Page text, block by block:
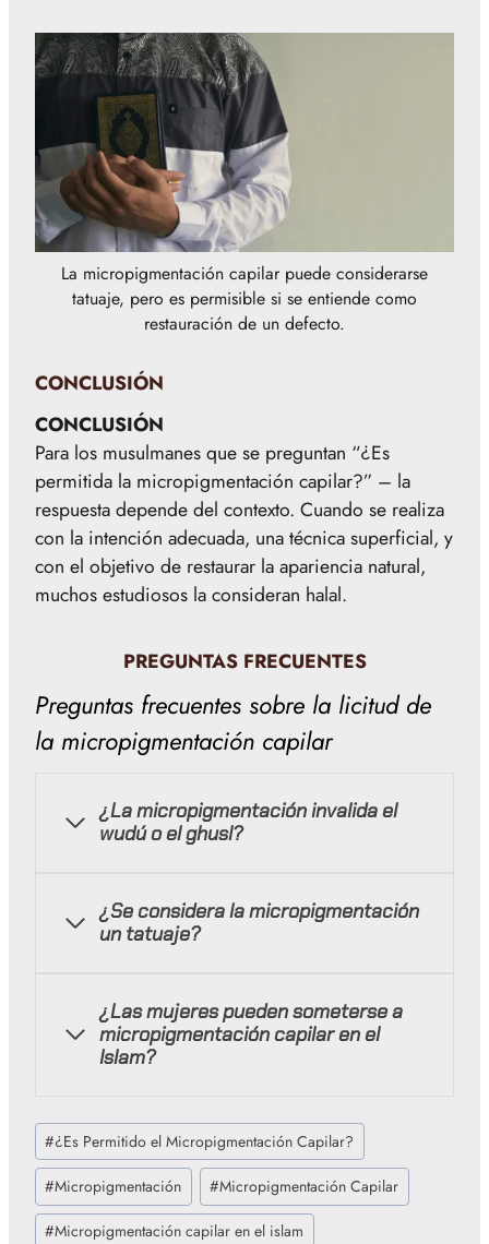
La micropigmentación capilar puede considerarse
tatuaje, pero es permisible si se entiende como
restauración de un defecto.
CONCLUSIÓN
CONCLUSIÓN
Para los musulmanes que se preguntan “¿Es
permitida la micropigmentación capilar?” – la
respuesta depende del contexto. Cuando se realiza
con la intención adecuada, una técnica superficial, y
con el objetivo de restaurar la apariencia natural,
muchos estudiosos la consideran halal.
PREGUNTAS FRECUENTES
Preguntas frecuentes sobre la licitud de
la micropigmentación capilar
¿La micropigmentación invalida el
wudú o el ghusl?
¿Se considera la micropigmentación
un tatuaje?
¿Las mujeres pueden someterse a
micropigmentación capilar en el
Islam?
Etiquetas
de
la
entrada:
#¿Es Permitido el Micropigmentación Capilar?
#Micropigmentación #Micropigmentación Capilar
#Micropigmentación capilar en el islam